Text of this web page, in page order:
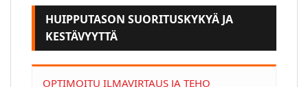
HUIPPUTASON SUORITUSKYKYÄ JA
KESTÄVYYTTÄ
OPTIMOITU ILMAVIRTAUS JA TEHO